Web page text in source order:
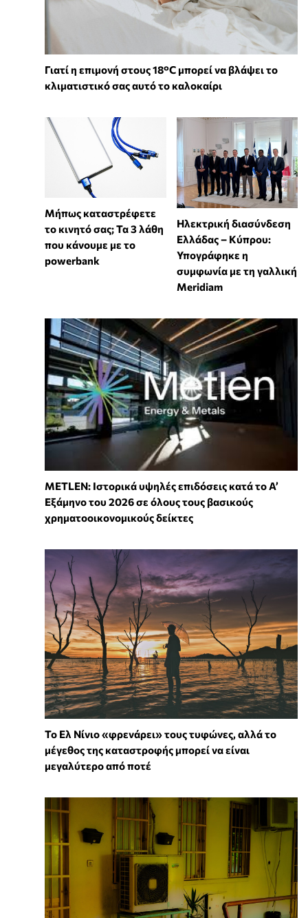
Γιατί η επιμονή στους 18°C μπορεί να βλάψει το
κλιματιστικό σας αυτό το καλοκαίρι
Μήπως καταστρέφετε
το κινητό σας; Τα 3 λάθη
που κάνουμε με το
powerbank
Ηλεκτρική διασύνδεση
Ελλάδας – Κύπρου:
Υπογράφηκε η
συμφωνία με τη γαλλική
Meridiam
METLEN: Ιστορικά υψηλές επιδόσεις κατά το Α’
Εξάμηνο του 2026 σε όλους τους βασικούς
χρηματοοικονομικούς δείκτες
Το Ελ Νίνιο «φρενάρει» τους τυφώνες, αλλά το
μέγεθος της καταστροφής μπορεί να είναι
μεγαλύτερο από ποτέ